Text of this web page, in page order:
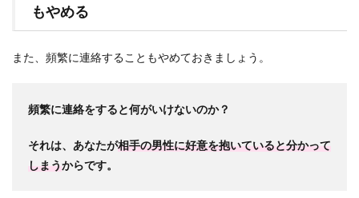
もやめる
また、頻繁に連絡することもやめておきましょう。
頻繁に連絡をすると何がいけないのか？
それは、あなたが相手の男性に好意を抱いていると分かって
しまうからです。